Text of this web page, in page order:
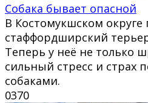
Собака бывает опасной
В Костомукшском
стаффордширский
Теперь у неё не только
сильный стресс и страх
собаками.
0370